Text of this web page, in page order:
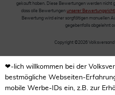
gekauft haben. Diese Bewertungen werden nicht
dass alle Bewertungen unserer
Bewertung wird einer sorgfältigen manuellen
gegebenfalls abgelehnt
Copyright ©2026
❤-lich willkommen bei der
bestmögliche Webseiten-
mobile Werbe-IDs ein, z.B. zur